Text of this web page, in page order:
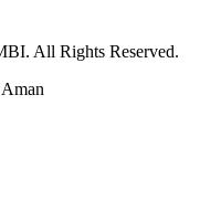
All Rights Reserved.